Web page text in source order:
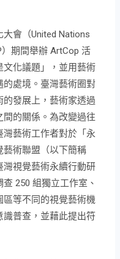
會（United Nations
）期間舉辦 ArtCop 活
化議題」，並用藝術
處境。臺灣藝術圈對
發展上，藝術家透過
的關係。為改變過往
藝術工作者對於「永
藝術聯盟（以下簡稱
灣視覺藝術永續行動研
250 組獨立工作室、
區等不同的視覺藝術機
普查，並藉此提出符